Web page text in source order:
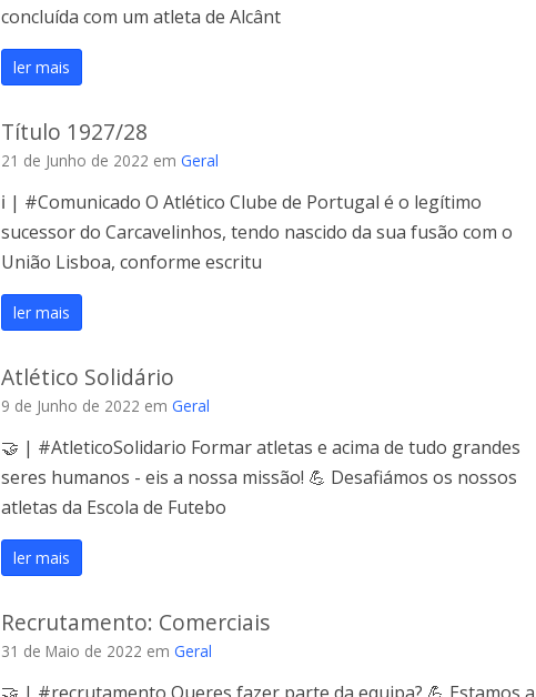
concluída com um atleta de Alcânt
ler mais
Título 1927/28
21 de Junho de 2022 em Geral
ℹ️ | #Comunicado O Atlético Clube de Portugal é o legítimo
sucessor do Carcavelinhos, tendo nascido da sua fusão com o
União Lisboa, conforme escritu
ler mais
Atlético Solidário
9 de Junho de 2022 em Geral
🤝 | #AtleticoSolidario Formar atletas e acima de tudo grandes
seres humanos - eis a nossa missão! 💪 Desafiámos os nossos
atletas da Escola de Futebo
ler mais
Recrutamento: Comerciais
31 de Maio de 2022 em Geral